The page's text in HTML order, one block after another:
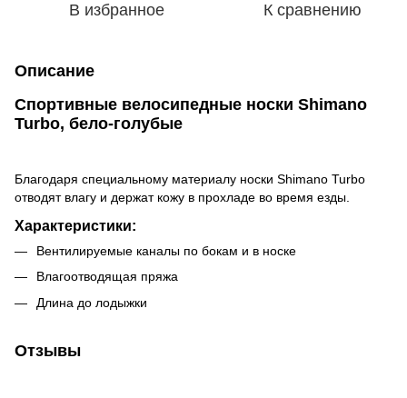
В избранное К сравнению
Описание
Спортивные велосипедные носки Shimano
Turbo, бело-голубые
Благодаря специальному материалу носки Shimano Turbo
отводят влагу и держат кожу в прохладе во время езды.
Характеристики:
Вентилируемые каналы по бокам и в носке
Влагоотводящая пряжа
Длина до лодыжки
Отзывы